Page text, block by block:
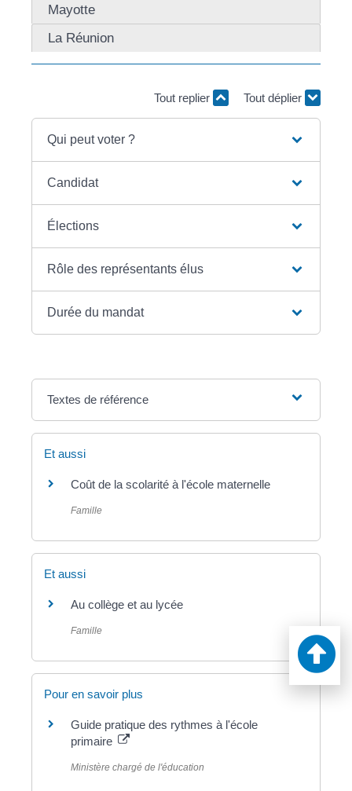
Mayotte
La Réunion
Tout replier Tout déplier
Qui peut voter ?
Candidat
Élections
Rôle des représentants élus
Durée du mandat
Textes de référence
Et aussi
Coût de la scolarité à l'école maternelle
Famille
Et aussi
Au collège et au lycée
Famille
Pour en savoir plus
Guide pratique des rythmes à l'école
primaire
Ministère chargé de l'éducation